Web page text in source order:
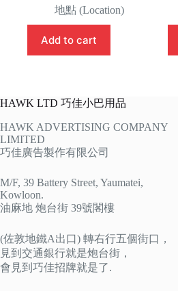
地點 (Location)
Add to cart
HAWK LTD 巧佳小巴用品
HAWK ADVERTISING COMPANY
LIMITED
巧佳廣告製作有限公司
M/F, 39 Battery Street, Yaumatei,
Kowloon.
油麻地 炮台街 39號閣樓
(佐敦地鐵A出口) 轉右行五個街口，
見到交通銀行就是炮台街，
會見到巧佳招牌就是了.